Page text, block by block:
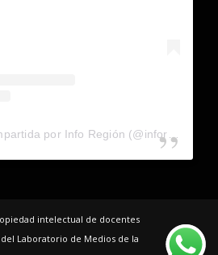
intelectual de docentes
Laboratorio de Medios de la